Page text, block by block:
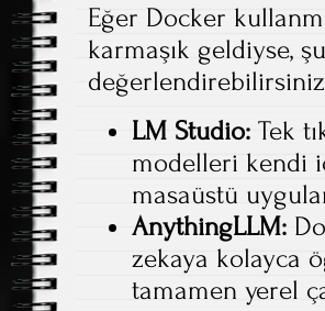
Eğer Docker
karmaşık geldiyse,
LM Studio: Tek
modelleri kendi
masaüstü
AnythingLLM:
zekaya kolayca
tamamen yerel